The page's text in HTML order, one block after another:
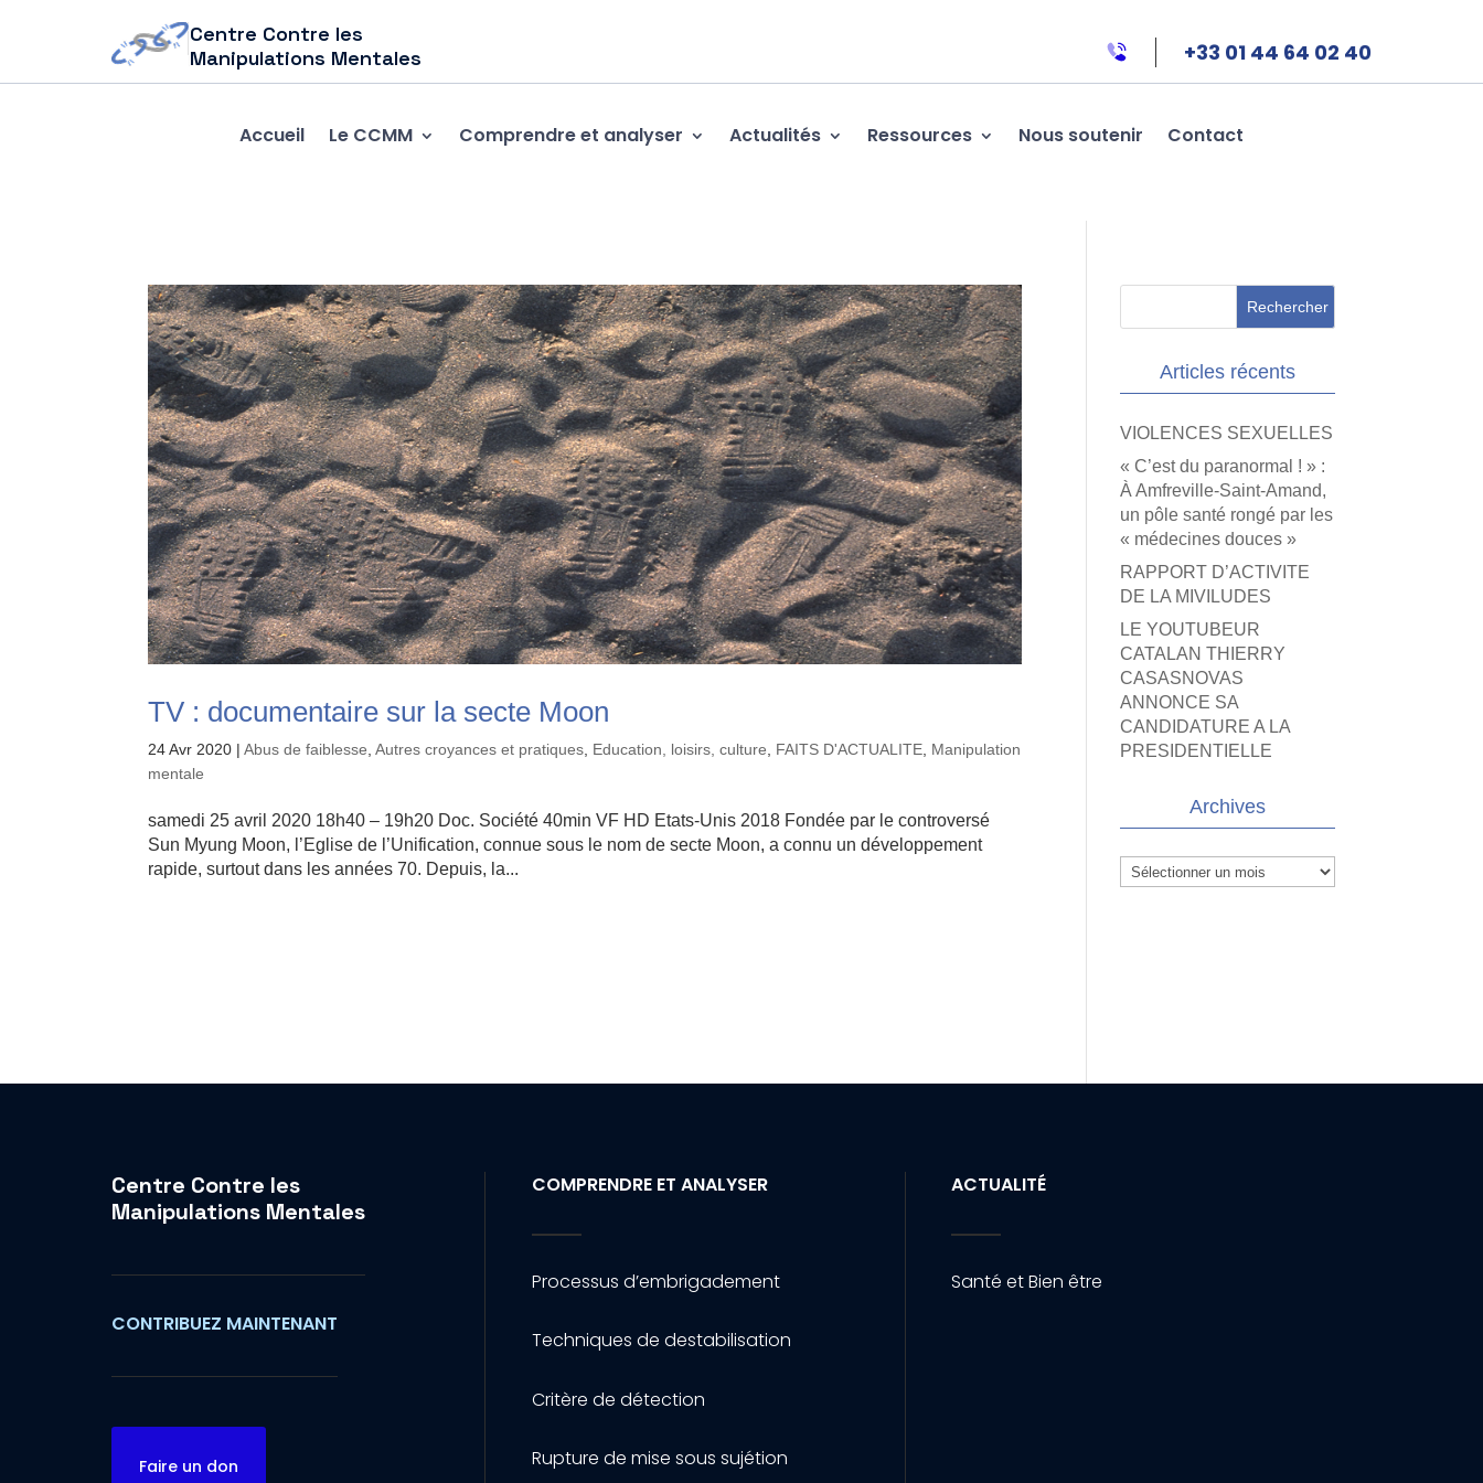
Centre Contre les
Manipulations Mentales
+33 01 44 64 02 40
Accueil Le CCMM Comprendre et analyser Actualités Ressources Nous soutenir Contact
TV : documentaire sur la secte Moon
24 Avr 2020 |Abus de faiblesse ,Autres croyances et pratiques Education, loisirs, culture FAITS D'ACTUALITE Manipulation
mentale
samedi 25 avril 2020 18h40 – 19h20 Doc. Société 40min VF HD Etats-Unis 2018 Fondée par le controversé
Sun Myung Moon, l’Eglise de l’Unification, connue sous le nom de secte Moon, a connu un développement
rapide, surtout dans les années 70. Depuis, la...
Articles récents
VIOLENCES SEXUELLES
« C’est du paranormal ! » :
À Amfreville-Saint-Amand,
un pôle santé rongé par les
« médecines douces »
RAPPORT D’ACTIVITE
DE LA MIVILUDES
LE YOUTUBEUR
CATALAN THIERRY
CASASNOVAS
ANNONCE SA
CANDIDATURE A LA
PRESIDENTIELLE
Archives
Archives
Centre Contre les
Manipulations Mentales
CONTRIBUEZ MAINTENANT
Faire un don
COMPRENDRE ET ANALYSER
Processus d’embrigadement
Techniques de destabilisation
Critère de détection
Rupture de mise sous sujétion
ACTUALITÉ
Santé et Bien être